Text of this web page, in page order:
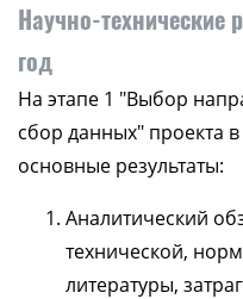
Научно-технические
год
На этапе 1 "Выбор
сбор данных" проекта
основные результаты:
Аналитический
технической,
литературы,